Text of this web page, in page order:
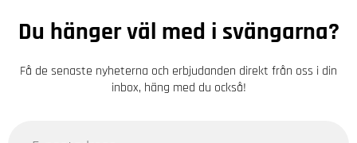
Du hänger väl med i svängarna?
Få de senaste nyheterna och erbjudanden direkt från oss i din
inbox, häng med du också!